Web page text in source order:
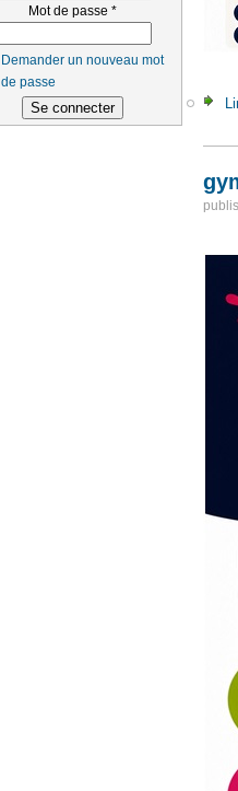
Mot de passe*
Demander un nouveau mot
de passe